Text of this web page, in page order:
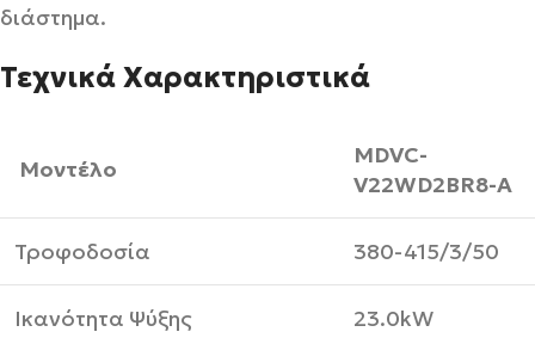
διάστημα.
Τεχνικά Χαρακτηριστικά
Μοντέλο
MDVC-
V22WD2BR8-A
Τροφοδοσία 380-415/3/50
Ικανότητα Ψύξης 23.0kW